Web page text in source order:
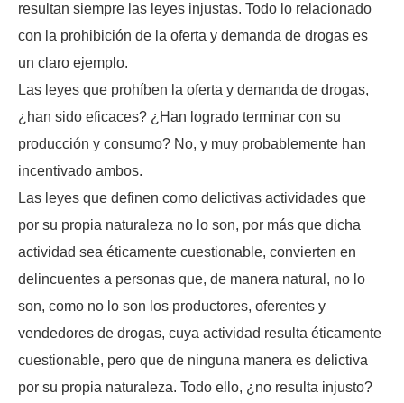
resultan siempre las leyes injustas. Todo lo relacionado
con la prohibición de la oferta y demanda de drogas es
un claro ejemplo.
Las leyes que prohíben la oferta y demanda de drogas,
¿han sido eficaces? ¿Han logrado terminar con su
producción y consumo? No, y muy probablemente han
incentivado ambos.
Las leyes que definen como delictivas actividades que
por su propia naturaleza no lo son, por más que dicha
actividad sea éticamente cuestionable, convierten en
delincuentes a personas que, de manera natural, no lo
son, como no lo son los productores, oferentes y
vendedores de drogas, cuya actividad resulta éticamente
cuestionable, pero que de ninguna manera es delictiva
por su propia naturaleza. Todo ello, ¿no resulta injusto?